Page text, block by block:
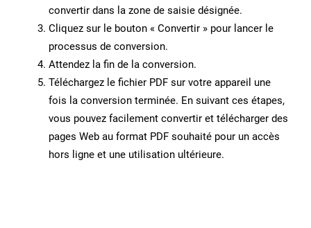
convertir dans la zone de saisie désignée.
Cliquez sur le bouton « Convertir » pour lancer le
processus de conversion.
Attendez la fin de la conversion.
Téléchargez le fichier PDF sur votre appareil une
fois la conversion terminée. En suivant ces étapes,
vous pouvez facilement convertir et télécharger des
pages Web au format PDF souhaité pour un accès
hors ligne et une utilisation ultérieure.